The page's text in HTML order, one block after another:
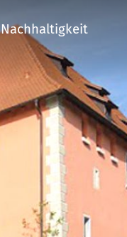
Nachhaltigkeit